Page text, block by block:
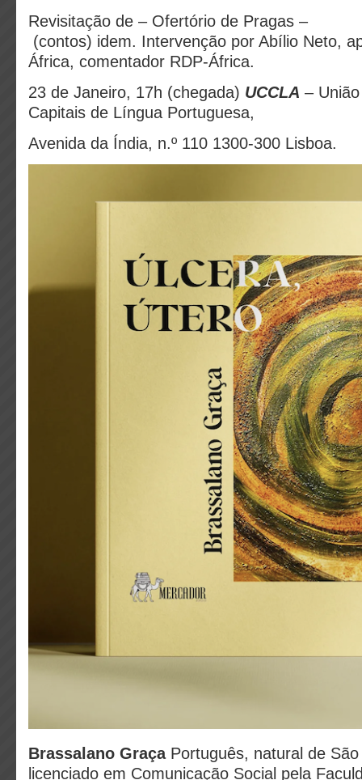
Revisitação de – Ofertório de Pragas –
(contos) idem. Intervenção por Abílio Neto, a
África, comentador RDP-África.
23 de Janeiro, 17h (chegada) UCCLA –
Capitais de Língua Portuguesa,
Avenida da Índia, n.º 110 1300-300 Lisboa.
Brassalano GraçaPortuguês, natural de
licenciado em Comunicação Social pela